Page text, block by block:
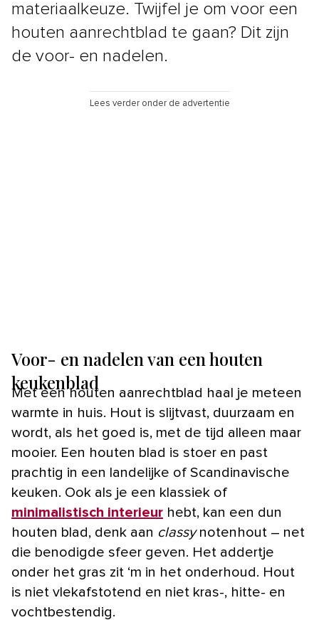
materiaalkeuze. Twijfel je om voor een
houten aanrechtblad te gaan? Dit zijn
de voor- en nadelen.
Lees verder onder de advertentie
Voor- en nadelen van een houten
keukenblad
Met een houten aanrechtblad haal je meteen
warmte in huis. Hout is slijtvast, duurzaam en
wordt, als het goed is, met de tijd alleen maar
mooier. Een houten blad is stoer en past
prachtig in een landelijke of Scandinavische
keuken. Ook als je een klassiek of
minimalistisch interieur hebt, kan een dun
houten blad, denk aan classynotenhout – net
die benodigde sfeer geven. Het addertje
onder het gras zit ‘m in het onderhoud. Hout
is niet vlekafstotend en niet kras-, hitte- en
vochtbestendig.